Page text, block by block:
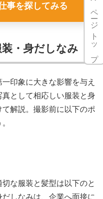
事を探してみる
・身だしなみ
印象に大きな影響を与え
として相応しい服装と身
解説。撮影前に以下のポ
な服装と髪型は以下のと
しなみは、企業へ面接に
ページトップ